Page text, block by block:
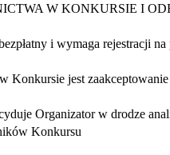
W KONKURSIE I
i wymaga rejestracji
Konkursie jest
Organizator w drodze
Konkursu